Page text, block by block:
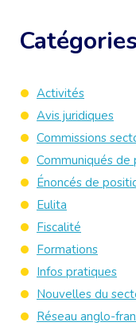
Catégories
Activités
Avis juridiques
Commissions
Communiqués de
Énoncés de
Eulita
Fiscalité
Formations
Infos pratiques
Nouvelles du
Réseau anglo-